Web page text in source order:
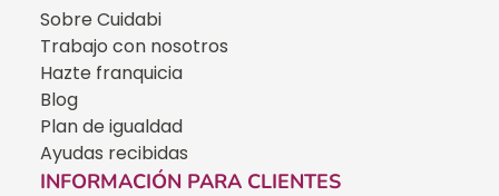
Sobre Cuidabi
Trabajo con nosotros
Hazte franquicia
Blog
Plan de igualdad
Ayudas recibidas
INFORMACIÓN PARA CLIENTES